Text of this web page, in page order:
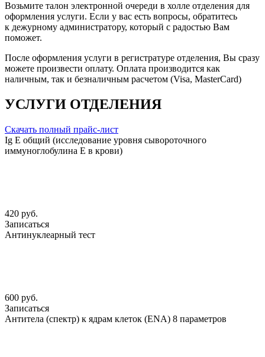
Возьмите талон электронной очереди в холле отделения для
оформления услуги. Если у вас есть вопросы, обратитесь
к дежурному администратору, который с радостью Вам
поможет.
После оформления услуги в регистратуре отделения, Вы сразу
можете произвести оплату. Оплата производится как
наличным, так и безналичным расчетом (Visa, MasterCard)
УСЛУГИ ОТДЕЛЕНИЯ
Скачать полный прайс-лист
Ig Е общий (исследование уровня сывороточного
иммуноглобулина Е в крови)
420 руб.
Записаться
Антинуклеарный тест
600 руб.
Записаться
Антитела (спектр) к ядрам клеток (ENА) 8 параметров